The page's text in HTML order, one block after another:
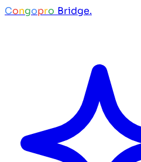
Congopro Bridge.